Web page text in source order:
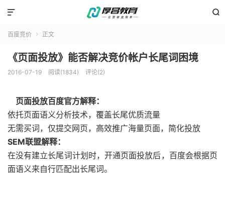


百度竞价  正文
《页面投放》能否解决竞价帐户长尾词困境
2016-07-19 阅读(1834) 评论(2)
页面投放百度官方解释：
依托页面语义分析技术，覆盖长尾优质流量
无需买词，仅提交网页，高效推广海量页面，简化投放
SEM联盟解释：
在没有建立长尾词计划时，开通页面投放后，百度会根据页
面语义来自行匹配出长尾词。